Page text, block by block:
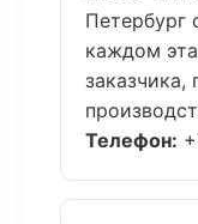
Петербург
каждом
заказчика,
Телефон: